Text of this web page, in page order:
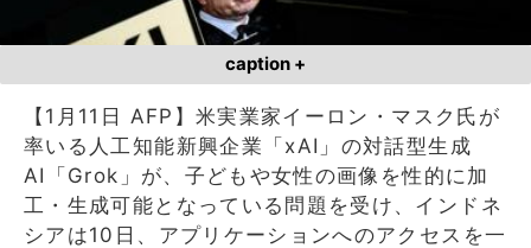
caption +
【1月11日 AFP】米実業家イーロン・マスク氏が
率いる人工知能新興企業「xAI」の対話型生成
AI「Grok」が、子どもや女性の画像を性的に加
工・生成可能となっている問題を受け、インドネ
シアは10日、アプリケーションへのアクセスを一